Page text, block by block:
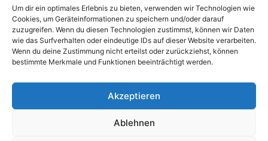
Um dir ein optimales Erlebnis zu bieten, verwenden wir Technologien wie
Cookies, um Geräteinformationen zu speichern und/oder darauf
zuzugreifen. Wenn du diesen Technologien zustimmst, können wir Daten
wie das Surfverhalten oder eindeutige IDs auf dieser Website verarbeiten.
Wenn du deine Zustimmung nicht erteilst oder zurückziehst, können
bestimmte Merkmale und Funktionen beeinträchtigt werden.
Akzeptieren
Ablehnen
Universität
Bremen:
Treibhausgas-
Konzentrationen
auch 2022 stark
Satelliten ,